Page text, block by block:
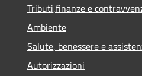
Tributi,finanze e
Ambiente
Salute, benessere e
Autorizzazioni